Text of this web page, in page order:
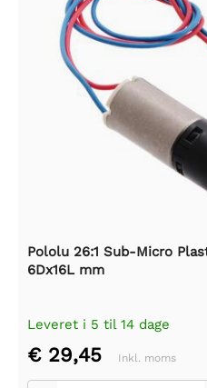
Pololu 26:1 Sub-Micro
6Dx16L mm
Leveret i 5 til 14 dage
€ 29,45 Inkl. moms